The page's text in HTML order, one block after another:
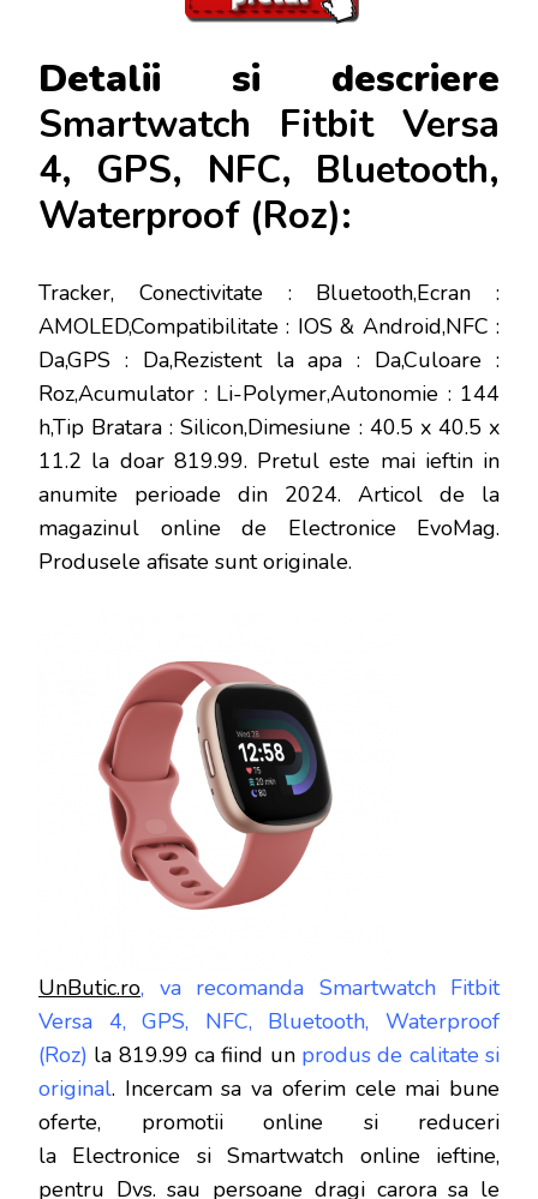
Detalii si descriere
Smartwatch Fitbit Versa
4, GPS, NFC, Bluetooth,
Waterproof (Roz):
Tracker, Conectivitate : Bluetooth,Ecran :
AMOLED,Compatibilitate : IOS & Android,NFC :
Da,GPS : Da,Rezistent la apa : Da,Culoare :
Roz,Acumulator : Li-Polymer,Autonomie : 144
h,Tip Bratara : Silicon,Dimesiune : 40.5 x 40.5 x
11.2 la doar 819.99. Pretul este mai ieftin in
anumite perioade din 2024. Articol de la
magazinul online de Electronice EvoMag.
Produsele afisate sunt originale.
UnButic.ro, va recomanda Smartwatch Fitbit
Versa 4, GPS, NFC, Bluetooth, Waterproof
(Roz) la 819.99 ca fiind un produs de calitate si
original. Incercam sa va oferim cele mai bune
oferte, promotii online si reduceri
la Electronice si Smartwatch online ieftine,
pentru Dvs. sau persoane dragi carora sa le